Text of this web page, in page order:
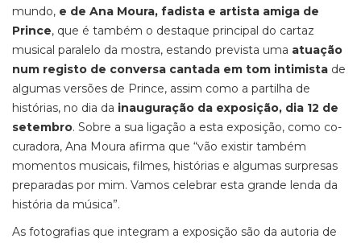
mundo, e de Ana Moura, fadista e artista amiga de
Prince, que é também o destaque principal do cartaz
musical paralelo da mostra, estando prevista uma atuação
num registo de conversa cantada em tom intimista de
algumas versões de Prince, assim como a partilha de
histórias, no dia da inauguração da exposição, dia 12 de
setembro. Sobre a sua ligação a esta exposição, como co-
curadora, Ana Moura afirma que “vão existir também
momentos musicais, filmes, histórias e algumas surpresas
preparadas por mim. Vamos celebrar esta grande lenda da
história da música”.
As fotografias que integram a exposição são da autoria de